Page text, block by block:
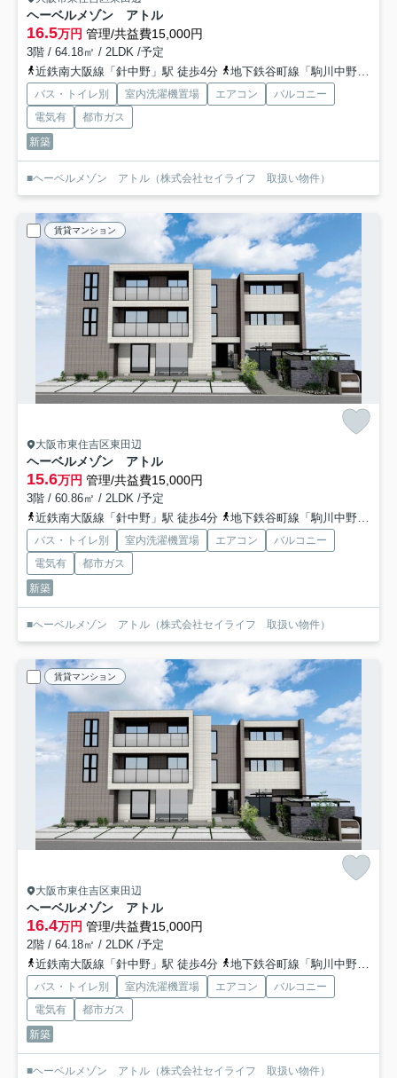
ヘーベルメゾン アトル
16.5万円 管理/共益費15,000円
3階 / 64.18㎡ / 2LDK /予定
近鉄南大阪線「針中野」駅 徒歩4分
地下鉄谷町線「駒川中野」駅 徒歩10分
バス・トイレ別 室内洗濯機置場 エアコン
バルコニー
電気有
都市ガス
新築
■ヘーベルメゾン アトル（株式会社セイライフ 取扱い物件）
賃貸マンション
大阪市東住吉区東田辺
ヘーベルメゾン アトル
15.6万円 管理/共益費15,000円
3階 / 60.86㎡ / 2LDK /予定
近鉄南大阪線「針中野」駅 徒歩4分
地下鉄谷町線「駒川中野」駅 徒歩10分
バス・トイレ別 室内洗濯機置場 エアコン
バルコニー
電気有
都市ガス
新築
■ヘーベルメゾン アトル（株式会社セイライフ 取扱い物件）
賃貸マンション
大阪市東住吉区東田辺
ヘーベルメゾン アトル
16.4万円 管理/共益費15,000円
2階 / 64.18㎡ / 2LDK /予定
近鉄南大阪線「針中野」駅 徒歩4分
地下鉄谷町線「駒川中野」駅 徒歩10分
バス・トイレ別 室内洗濯機置場 エアコン
バルコニー
電気有
都市ガス
新築
■ヘーベルメゾン アトル（株式会社セイライフ 取扱い物件）